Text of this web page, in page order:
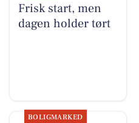
Frisk start, men
dagen holder tørt
BOLIGMARKED